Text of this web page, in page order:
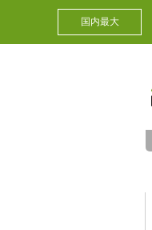
国内最大